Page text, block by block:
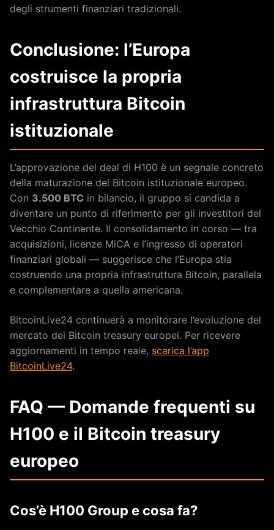
degli strumenti finanziari tradizionali.
Conclusione: l’Europa
costruisce la propria
infrastruttura Bitcoin
istituzionale
L’approvazione del deal di H100 è un segnale concreto
della maturazione del Bitcoin istituzionale europeo.
Con 3.500 BTC in bilancio, il gruppo si candida a
diventare un punto di riferimento per gli investitori del
Vecchio Continente. Il consolidamento in corso — tra
acquisizioni, licenze MiCA e l’ingresso di operatori
finanziari globali — suggerisce che l’Europa stia
costruendo una propria infrastruttura Bitcoin, parallela
e complementare a quella americana.
BitcoinLive24 continuerà a monitorare l’evoluzione del
mercato dei Bitcoin treasury europei. Per ricevere
aggiornamenti in tempo reale, scarica l’app
BitcoinLive24.
FAQ — Domande frequenti su
H100 e il Bitcoin treasury
europeo
Cos’è H100 Group e cosa fa?